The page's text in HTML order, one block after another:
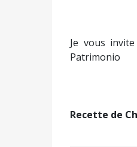
Je vous
Patrimonio
Recette de